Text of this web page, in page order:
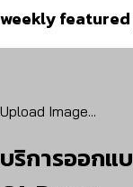
weekly
Upload Image...
บริการออก